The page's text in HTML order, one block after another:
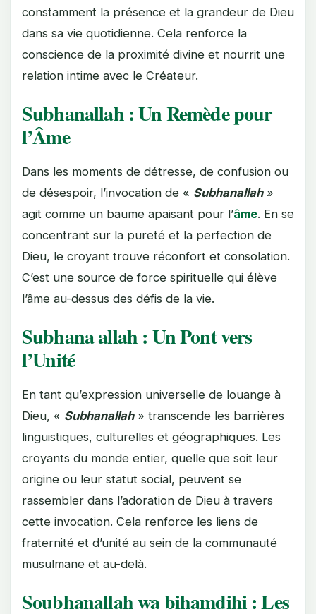
constamment la présence et la grandeur de Dieu
dans sa vie quotidienne. Cela renforce la
conscience de la proximité divine et nourrit une
relation intime avec le Créateur.
Subhanallah : Un Remède pour
l’Âme
Dans les moments de détresse, de confusion ou
de désespoir, l’invocation de « Subhanallah»
agit comme un baume apaisant pour l’âme. En se
concentrant sur la pureté et la perfection de
Dieu, le croyant trouve réconfort et consolation.
C’est une source de force spirituelle qui élève
l’âme au-dessus des défis de la vie.
Subhana allah : Un Pont vers
l’Unité
En tant qu’expression universelle de louange à
Dieu, « Subhanallah» transcende les barrières
linguistiques, culturelles et géographiques. Les
croyants du monde entier, quelle que soit leur
origine ou leur statut social, peuvent se
rassembler dans l’adoration de Dieu à travers
cette invocation. Cela renforce les liens de
fraternité et d’unité au sein de la communauté
musulmane et au-delà.
Soubhanallah wa bihamdihi : Les